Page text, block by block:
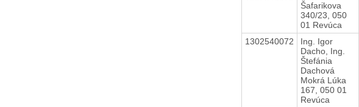
Šafarikova
340/23, 050
01 Revúca
1302540072
Ing. Igor
Dacho, Ing.
Štefánia
Dachová
Mokrá Lúka
167, 050 01
Revúca